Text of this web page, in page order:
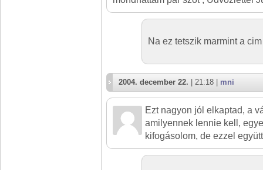
Na ez tetszik marmint a
2004. december 22. | 21:18 | mni
Ezt nagyon jól elkaptad, a
amilyennek lennie kell,
kifogásolom, de ezzel